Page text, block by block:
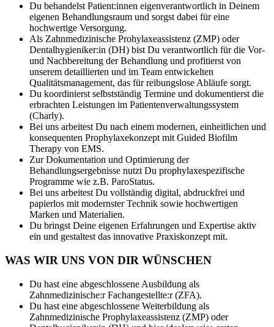
Du behandelst Patient:innen eigenverantwortlich in Deinem
eigenen Behandlungsraum und sorgst dabei für eine
hochwertige Versorgung.
Als Zahnmedizinische Prohylaxeassistenz (ZMP) oder
Dentalhygieniker:in (DH) bist Du verantwortlich für die Vor-
und Nachbereitung der Behandlung und profitierst von
unserem detaillierten und im Team entwickelten
Qualitätsmanagement, das für reibungslose Abläufe sorgt.
Du koordinierst selbstständig Termine und dokumentierst die
erbrachten Leistungen im Patientenverwaltungssystem
(Charly).
Bei uns arbeitest Du nach einem modernen, einheitlichen und
konsequenten Prophylaxekonzept mit Guided Biofilm
Therapy von EMS.
Zur Dokumentation und Optimierung der
Behandlungsergebnisse nutzt Du prophylaxespezifische
Programme wie z.B. ParoStatus.
Bei uns arbeitest Du vollständig digital, abdruckfrei und
papierlos mit modernster Technik sowie hochwertigen
Marken und Materialien.
Du bringst Deine eigenen Erfahrungen und Expertise aktiv
ein und gestaltest das innovative Praxiskonzept mit.
WAS WIR UNS VON DIR WÜNSCHEN
Du hast eine abgeschlossene Ausbildung als
Zahnmedizinische:r Fachangestellte:r (ZFA).
Du hast eine abgeschlossene Weiterbildung als
Zahnmedizinische Prophylaxeassistenz (ZMP) oder